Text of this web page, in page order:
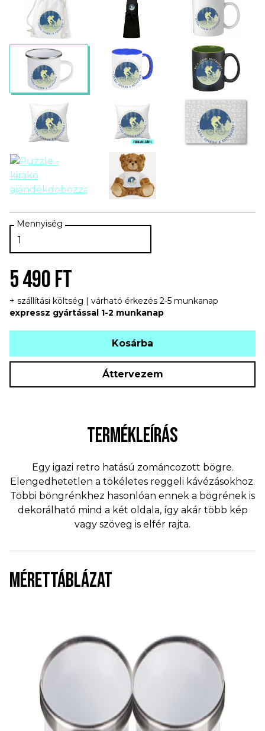
5 490 FT
+ szállítási költség | várható érkezés 2-5 munkanap
expressz gyártással 1-2 munkanap
Kosárba
Áttervezem
TERMÉKLEÍRÁS
Egy igazi retro hatású zománcozott bögre.
Elengedhetetlen a tökéletes reggeli kávézásokhoz.
Többi böngrénkhez hasonlóan ennek a bögrének is
dekorálható mind a két oldala, így akár több kép
vagy szöveg is elfér rajta.
MÉRETTÁBLÁZAT